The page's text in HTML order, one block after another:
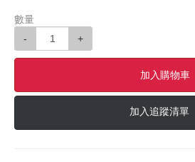
數量
-
+
加入購物車
加入追蹤清單